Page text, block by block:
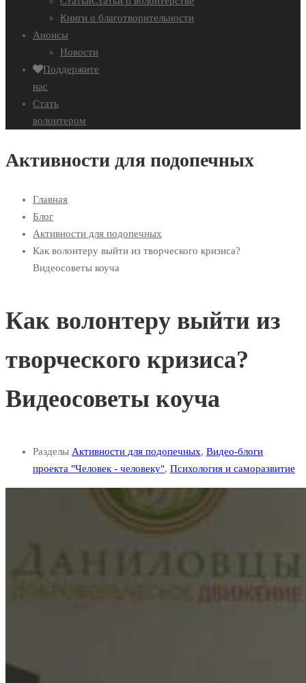
Книги о благотворительности
Анонсы
Новости
Поддержите
нас
Стать
волонтером
Активности для подопечных
Главная
Блог
Активности для подопечных
Как волонтеру выйти из творческого кризиса?
Видеосоветы коуча
Как волонтеру выйти из
творческого кризиса?
Видеосоветы коуча
Разделы Активности для подопечных, Видео-блоги
проекта "Человек - человеку", Психология и саморазвитие